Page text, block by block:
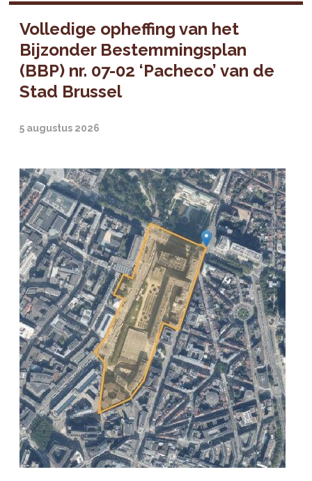
Volledige opheffing van het
Bijzonder Bestemmingsplan
(BBP) nr. 07-02 ‘Pacheco’ van de
Stad Brussel
5 augustus 2026